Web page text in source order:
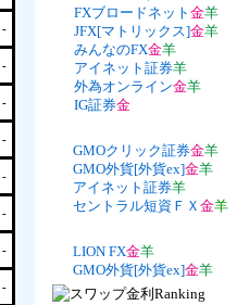
-
-
-
-
-
-
-
-
FXブロードネット 金羊
JFX[マトリックス]金羊
みんなのFX金羊
アイネット証券羊
外為オンライン金羊
IG証券金
GMOクリック証券金羊
GMO外貨[外貨ex]金羊
アイネット証券羊
セントラル短資ＦＸ 金羊
LION FX金羊
GMO外貨[外貨ex]金羊